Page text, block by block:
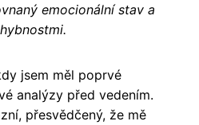
emocionální stav a
jsem měl poprvé
analýzy před vedením.
přesvědčený, že mě